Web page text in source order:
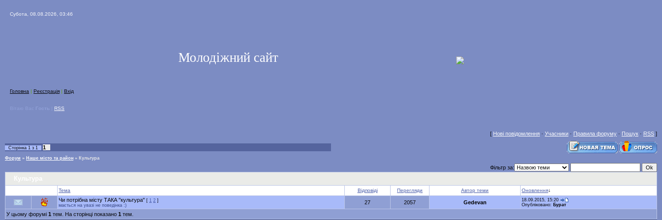
Субота, 08.08.2026, 03:46
Молодіжний сайт
Головна | Реєстрація | Вхід
RSS
[ Нові повідомлення · Учасники · Правила форуму · Пошук · RSS ]
Сторінка 1 з 1 1
Форум » Наше місто та район » Культура
Фільтр за:
Тема Відповіді Перегляди Автор теми Оновлення↓
Чи потрібна місту ТАКА "культура" [ 1 2 ]
мається на увазі не поведінка :)
27 2057 Gedevan
18.09.2015, 15:20
Опубліковано: Бурат
У цьому форумі 1 тем. На сторінці показано 1 тем.